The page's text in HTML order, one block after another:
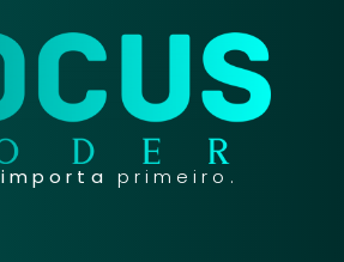
importa primeiro.